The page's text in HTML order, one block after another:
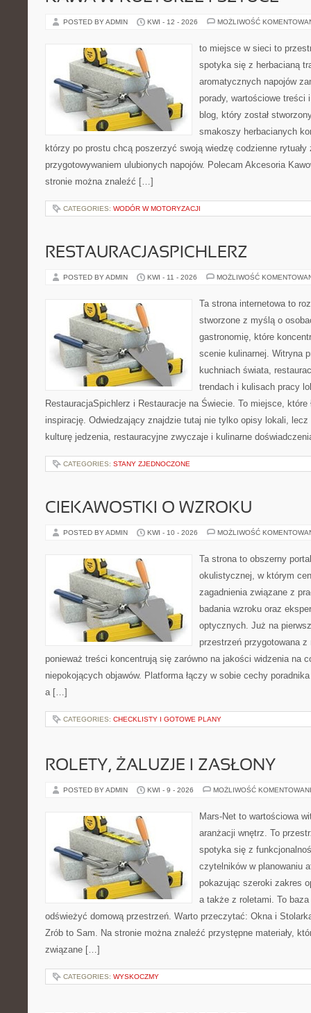
POSTED BY ADMIN KWI - 12 - 2026 MOŻLIWOŚĆ
to miejsce w sieci to
spotyka się z herbacianą
aromatycznych napojów
porady, wartościowe treści
blog, który został
smakoszy herbacianych
którzy po prostu chcą poszerzyć swoją wiedzę codzienne rytuały
przygotowywaniem ulubionych napojów. Polecam Akcesoria
stronie można znaleźć […]
CATEGORIES: WODÓR W MOTORYZACJI
RESTAURACJASPICHLERZ
POSTED BY ADMIN KWI - 11 - 2026 MOŻLIWOŚĆ
Ta strona internetowa to
stworzone z myślą o
gastronomię, które
scenie kulinarnej. Witryna
kuchniach świata,
trendach i kulisach pracy
RestauracjaSpichlerz i Restauracje na Świecie. To miejsce, które
inspirację. Odwiedzający znajdzie tutaj nie tylko opisy lokali,
kulturę jedzenia, restauracyjne zwyczaje i kulinarne
CATEGORIES: STANY ZJEDNOCZONE
CIEKAWOSTKI O WZROKU
POSTED BY ADMIN KWI - 10 - 2026 MOŻLIWOŚĆ
Ta strona to obszerny
okulistycznej, w którym
zagadnienia związane z
badania wzroku oraz
optycznych. Już na
przestrzeń przygotowana
ponieważ treści koncentrują się zarówno na jakości widzenia na
niepokojących objawów. Platforma łączy w sobie cechy
a […]
CATEGORIES: CHECKLISTY I GOTOWE PLANY
ROLETY, ŻALUZJE I ZASŁONY
POSTED BY ADMIN KWI - 9 - 2026 MOŻLIWOŚĆ
Mars-Net to wartościowa
aranżacji wnętrz. To
spotyka się z
czytelników w planowaniu
pokazując szeroki zakres
a także z roletami. To
odświeżyć domową przestrzeń. Warto przeczytać: Okna i
Zrób to Sam. Na stronie można znaleźć przystępne materiały,
związane […]
CATEGORIES: WYSKOCZMY